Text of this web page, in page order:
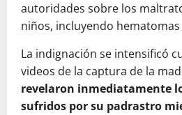
autoridades sobre los
niños, incluyendo
La indignación se intensificó
videos de la captura de la
revelaron inmediatamente
sufridos por su padrastro